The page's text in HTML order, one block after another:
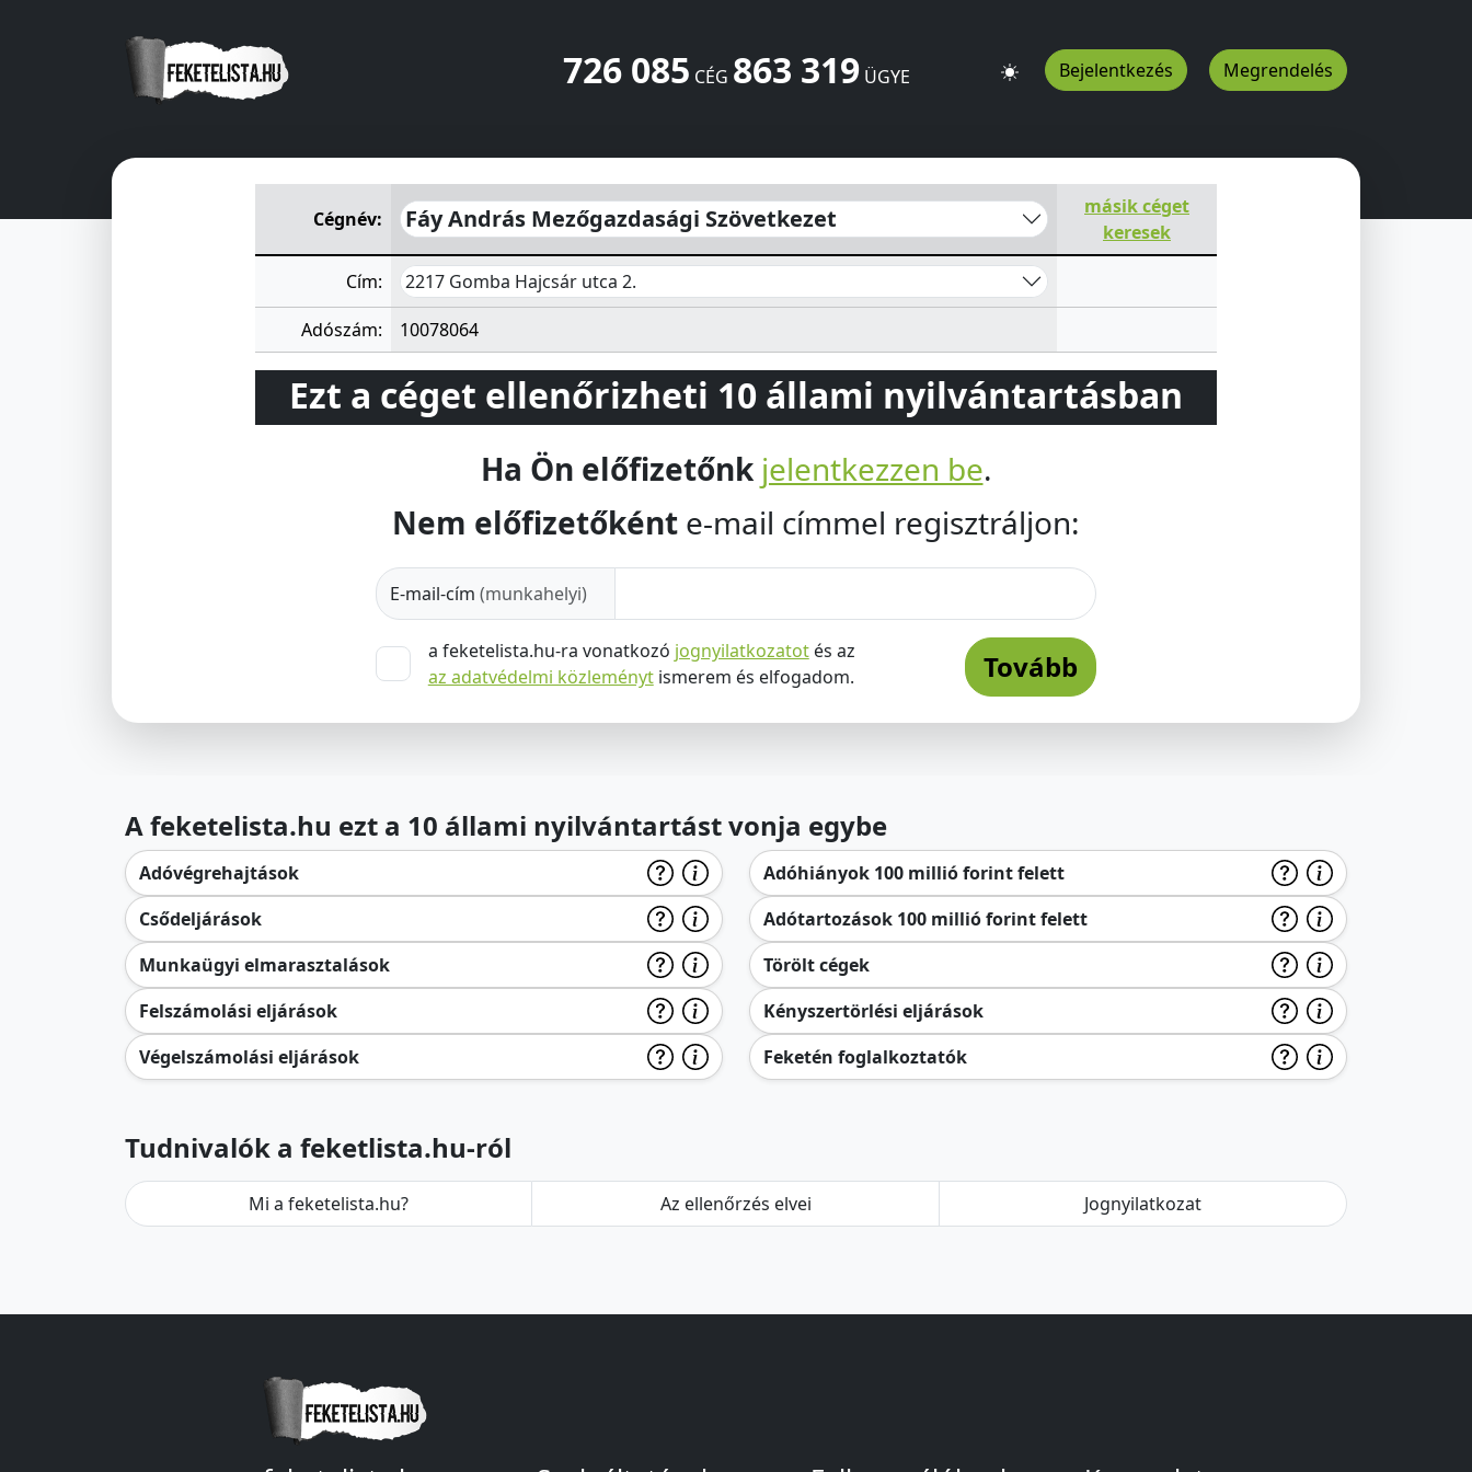
726 085 CÉG 863 319ÜGYE Bejelentkezés Megrendelés
Fáy András Mezőgazdasági SzövetkezetHajcsár utca 2.Gomba2217HU
Cégnév:
Fáy András Mezőgazdasági Szövetkezet
másik céget
keresek
Cím: 2217 Gomba Hajcsár utca 2.
Adószám: 10078064
Ezt a céget ellenőrizheti 10 állami nyilvántartásban
Ha Ön előfizetőnk jelentkezzen be.
Nem előfizetőként e-mail címmel regisztráljon:
E-mail-cím (munkahelyi)
a feketelista.hu-ra vonatkozó jognyilatkozatotés az
az adatvédelmi közleménytismerem és elfogadom. Tovább
A feketelista.hu ezt a 10 állami nyilvántartást vonja egybe
Adóvégrehajtások
Csődeljárások
Munkaügyi elmarasztalások
Felszámolási eljárások
Végelszámolási eljárások
Adóhiányok 100 millió forint felett
Adótartozások 100 millió forint felett
Törölt cégek
Kényszertörlési eljárások
Feketén foglalkoztatók
Tudnivalók a feketlista.hu-ról
Mi a feketelista.hu? Az ellenőrzés elvei Jognyilatkozat